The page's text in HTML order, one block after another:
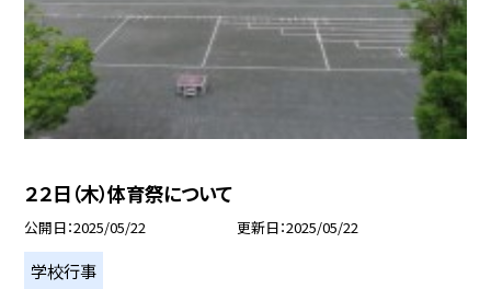
２２日（木）体育祭について
公開日 2025/05/22 更新日 2025/05/22
学校行事